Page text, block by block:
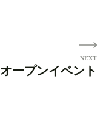
オープンイベント